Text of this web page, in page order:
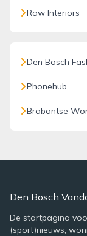
Raw Interiors
Den Bosch
Phonehub
Brabantse
Den Bosch
De startpagina
(sport)nieuws,